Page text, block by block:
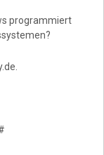
programmiert